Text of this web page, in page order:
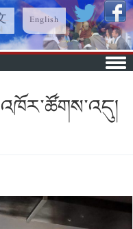
English